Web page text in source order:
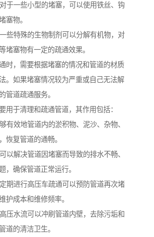
于一些小型的堵塞，可以使用铁丝、钩
塞物。
些特殊的生物制剂可以分解有机物，对
堵塞物有一定的疏通效果。
时，需要根据堵塞的情况和管道的材质
。如果堵塞情况较为严重或自己无法解
管道疏通服务。
用于清理和疏通管道，其作用包括：
有效地管道内的淤积物、泥沙、杂物、
恢复管道的通畅。
以解决管道因堵塞而导致的排水不畅、
，确保管道正常运行。
期进行高压车疏通可以预防管道再次堵
护成本和维修频率。
压水流可以冲刷管道内壁，去除污垢和
道的清洁卫生。